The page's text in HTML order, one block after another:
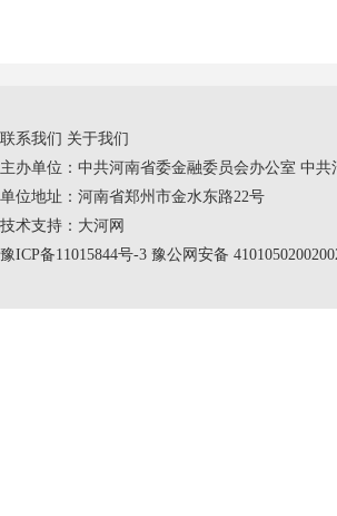
联系我们 关于我们
主办单位：中共河南省委金融委员会办公室 中
单位地址：河南省郑州市金水东路22号
技术支持： 大河网
豫ICP备11015844号-3 豫公网安备